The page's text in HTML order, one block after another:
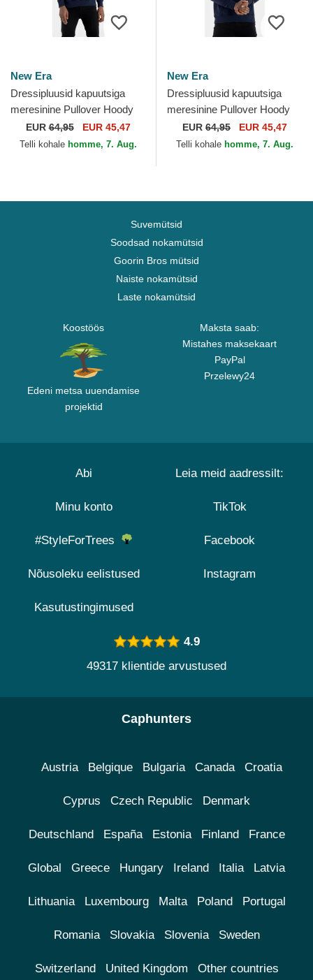
New Era
Dressipluusid kapuutsiga
meresinine Pullover Hoody
New Orleans Pelicans NBA
New Era
EUR64,95 EUR 45,47
Telli kohale homme, 7. Aug.
New Era
Dressipluusid kapuutsiga
meresinine Pullover Hoody
Denver Nuggets NBA New
Era
EUR 64,95 EUR 45,47
Telli kohale homme, 7. Aug.
Suvemütsid
Soodsad nokamütsid
Goorin Bros mütsid
Naiste nokamütsid
Laste nokamütsid
Koostöös
Edeni metsa uuendamise
projektid
Maksta saab:
Mistahes maksekaart
PayPal
Przelewy24
Abi
Minu konto
#StyleForTrees
Nõusoleku eelistused
Kasutustingimused
Leia meid aadressilt:
TikTok
Facebook
Instagram
4.9
49317 klientide arvustused
Caphunters
Austria Belgique Bulgaria Canada Croatia
Cyprus Czech Republic Denmark
Deutschland España Estonia Finland France
Global Greece Hungary Ireland Italia Latvia
Lithuania Luxembourg Malta Poland Portugal
Romania Slovakia Slovenia Sweden
Switzerland United Kingdom Other countries